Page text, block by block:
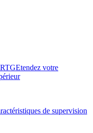
Etendez votre
de supervision